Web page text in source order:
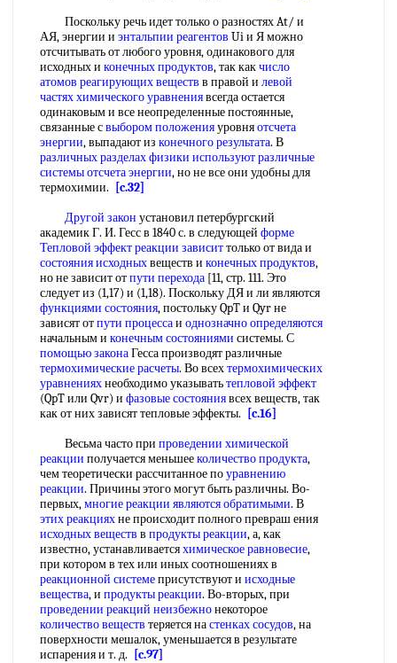
Поскольку речь идет только о разностях At/ и
АЯ, энергии и энтальпии реагентов Ui и Я можно
отсчитывать от любого уровня, одинакового для
исходных и конечных продуктов, так какчисло
атомов реагирующих веществ в правой и левой
частяххимического уравнениявсегда остается
одинаковым и все неопределенные постоянные,
связанные свыбором положенияуровняотсчета
энергии, выпадают из конечного результата. В
различных разделахфизики используютразличные
системыотсчета энергии, но не все они удобны для
термохимии.
[c.32]
Другой закон установил петербургский
академик Г. И. Гесс в 1840 с. в следующей форме
Тепловой эффектреакции зависиттолько от вида и
состояния исходныхвеществ и конечных продуктов,
но не зависит отпути перехода [11, стр. 111. Это
следует из (1,17) и (1,18). Поскольку ДЯ и ли являются
функциями состояния, постольку QpT и Qyr не
зависят отпути процессаи однозначно определяются
начальным и конечным состояниями системы. С
помощью законаГесса производят различные
термохимические расчеты. Во всехтермохимических
уравненияхнеобходимо указыватьтепловой эффект
(QpT или Qvr) и фазовые состояниявсех веществ, так
как от них зависят тепловые эффекты.
[c.16]
Весьма часто при проведении химической
реакции получается меньшееколичество продукта,
чем теоретически рассчитанное поуравнению
реакции. Причины этого могут быть различны. Во-
первых,многие реакции являются обратимыми. В
этих реакцияхне происходит полного превраш ения
исходных веществ в продукты реакции, а, как
известно, устанавливаетсяхимическое равновесие,
при котором в тех или иных соотношениях в
реакционной системеприсутствуют и исходные
вещества, и продукты реакции. Во-вторых, при
проведении реакций неизбежнонекоторое
количество веществ теряется настенках сосудов, на
поверхности мешалок, уменьшается в результате
испарения и т. д.
[c.97]